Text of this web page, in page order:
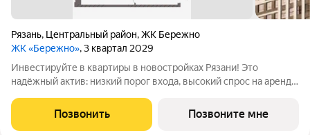
Рязань, Центральный район,ЖК Бережно
ЖК «Бережно», 3 квартал 2029
Инвестируйте в квартиры в новостройках Рязани! Это
надёжный актив: низкий порог входа, высокий спрос на аренду
Жилой квартал «Бережно» это проект класса Бизнес,
созданный с уважением к городу и
Позвонить Позвоните мне